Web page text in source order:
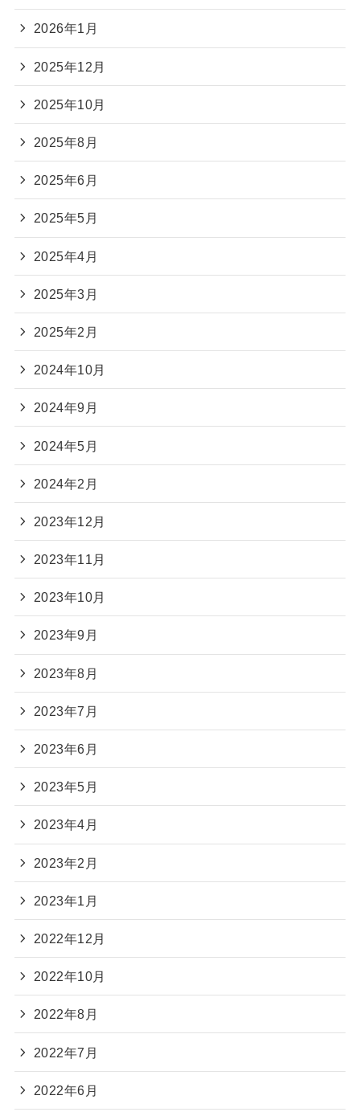
2026年1月
2025年12月
2025年10月
2025年8月
2025年6月
2025年5月
2025年4月
2025年3月
2025年2月
2024年10月
2024年9月
2024年5月
2024年2月
2023年12月
2023年11月
2023年10月
2023年9月
2023年8月
2023年7月
2023年6月
2023年5月
2023年4月
2023年2月
2023年1月
2022年12月
2022年10月
2022年8月
2022年7月
2022年6月